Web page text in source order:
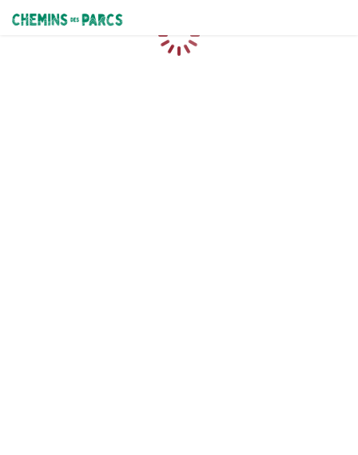
Chemins des Parcs
Caricamento